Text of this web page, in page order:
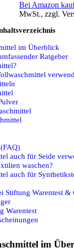
Bei Amazon
MwSt., zzgl.
im Überblick
Ratgeber
auch für Seide
waschen?
auch für
Stiftung Warentest &
Warentest
im